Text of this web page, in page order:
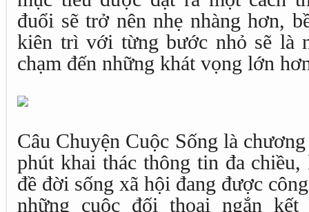
đuổi sẽ trở nên nhẹ nhàng hơn,
kiên trì với từng bước nhỏ sẽ là
chạm đến những khát vọng lớn
Câu Chuyện Cuộc Sống là
phút khai thác thông tin đa chiều,
đề đời sống xã hội đang được
những cuộc đối thoại ngắn